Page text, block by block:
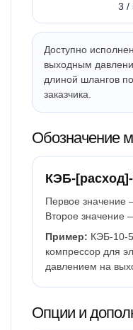
3 /
Доступно
выходным
длиной шлангов
заказчика.
Обозначение
КЭБ-
Первое значение
Второе значение
Пример: КЭБ-10-
компрессор для
давлением на
Опции и